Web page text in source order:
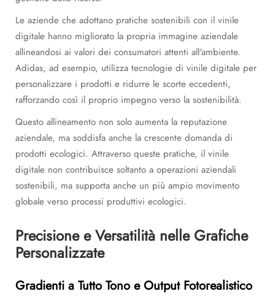
Le aziende che adottano pratiche sostenibili con il vinile
digitale hanno migliorato la propria immagine aziendale
allineandosi ai valori dei consumatori attenti all'ambiente.
Adidas, ad esempio, utilizza tecnologie di vinile digitale per
personalizzare i prodotti e ridurre le scorte eccedenti,
rafforzando così il proprio impegno verso la sostenibilità.
Questo allineamento non solo aumenta la reputazione
aziendale, ma soddisfa anche la crescente domanda di
prodotti ecologici. Attraverso queste pratiche, il vinile
digitale non contribuisce soltanto a operazioni aziendali
sostenibili, ma supporta anche un più ampio movimento
globale verso processi produttivi ecologici.
Precisione e Versatilità nelle Grafiche
Personalizzate
Gradienti a Tutto Tono e Output Fotorealistico